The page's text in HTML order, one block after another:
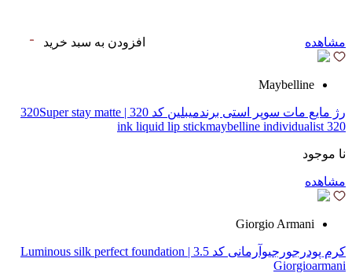
مشاهده افزودن به سبد خرید
Maybelline
رژ مایع مات سوپر استی‌ برندمیبلین کد 320 | 320Super stay matte
ink liquid lip stickmaybelline individualist 320
نا موجود
مشاهده
Giorgio Armani
کرم پودرجورجیوآرمانی کد 3.5 | Luminous silk perfect foundation
Giorgioarmani